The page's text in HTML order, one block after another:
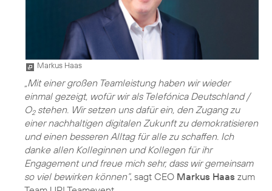
Markus Haas
„Mit einer großen Teamleistung haben wir wieder
einmal gezeigt, wofür wir als Telefónica Deutschland /
O2stehen. Wir setzen uns dafür ein, den Zugang zu
einer nachhaltigen digitalen Zukunft zu demokratisieren
und einen besseren Alltag für alle zu schaffen. Ich
danke allen Kolleginnen und Kollegen für ihr
Engagement und freue mich sehr, dass wir gemeinsam
so viel bewirken können“, sagt CEO Markus Haas zum